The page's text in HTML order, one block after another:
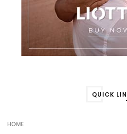
QUICK
HOME